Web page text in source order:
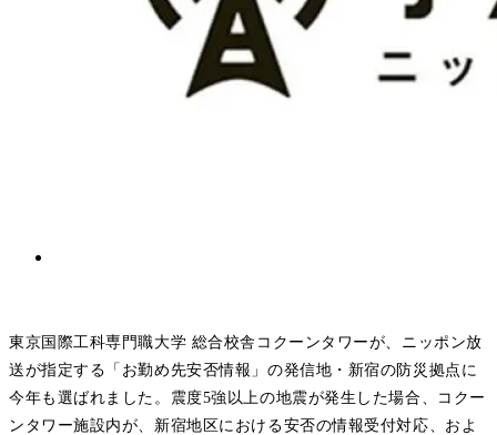
東京国際工科専門職大学 総合校舎コクーンタワーが、ニッポン放
送が指定する「お勤め先安否情報」の発信地・新宿の防災拠点に
今年も選ばれました。震度5強以上の地震が発生した場合、コクー
ンタワー施設内が、新宿地区における安否の情報受付対応、およ